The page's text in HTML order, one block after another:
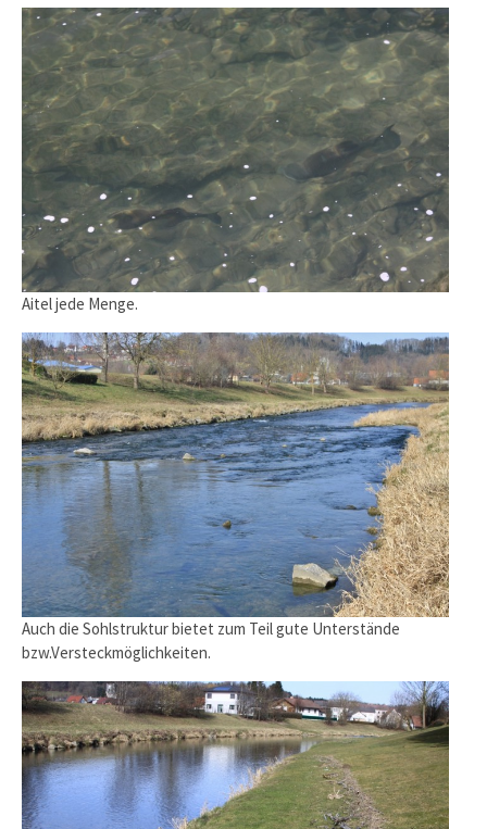
Aitel jede Menge.
Auch die Sohlstruktur bietet zum Teil gute Unterstände
bzw.Versteckmöglichkeiten.